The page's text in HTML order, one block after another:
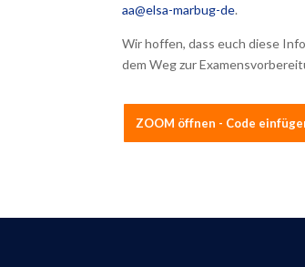
aa@elsa-marbug-de.
Wir hoffen, dass euch diese
dem Weg zur
ZOOM öffnen - Code